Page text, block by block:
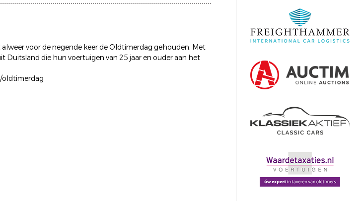
voor de negende keer de Oldtimerdag gehouden. Met
Duitsland die hun voertuigen van 25 jaar en ouder aan het
oldtimerdag